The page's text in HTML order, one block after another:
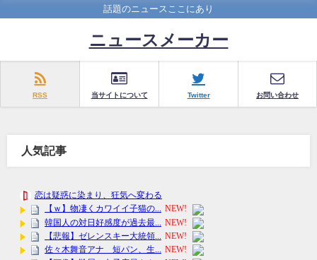
話題のニュースここにあり
ニュースメーカー
RSS 当サイトについて Twitter お問い合わせ
人気記事